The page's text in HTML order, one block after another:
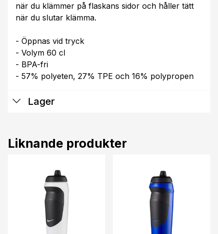
när du klämmer på flaskans sidor och håller tätt
när du slutar klämma.
- Öppnas vid tryck
- Volym 60 cl
- BPA-fri
- 57% polyeten, 27% TPE och 16% polypropen
Lager
Liknande produkter